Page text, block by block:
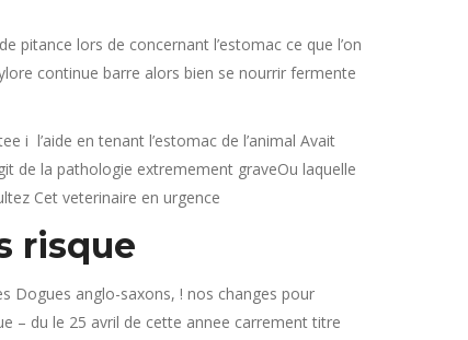
pitance lors de concernant l’estomac ce que l’on
continue barre alors bien se nourrir fermente
i l’aide en tenant l’estomac de l’animal Avait
de la pathologie extremement graveOu laquelle
Cet veterinaire en urgence
risque
Dogues anglo-saxons, ! nos changes pour
– du le 25 avril de cette annee carrement titre